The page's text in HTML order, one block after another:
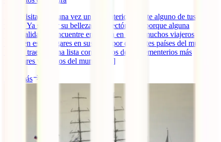
¿Has visitado alguna vez un cementerio durante alguno de tus
viajes? Ya sea por su belleza arquitectónica o porque alguna
personalidad se encuentre enterrada en ellos, muchos viajeros
incluyen estos lugares en sus rutas por diferentes países del mundo.
Hoy te traemos una lista con algunos de los cementerios más
peculiares y bonitos del mundo. [...]
Leer más